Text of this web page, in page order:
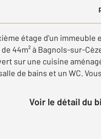
étage d'un
44m² à Bagnols-sur-
sur une cuisine
de bains et un WC.
Voir le détail du